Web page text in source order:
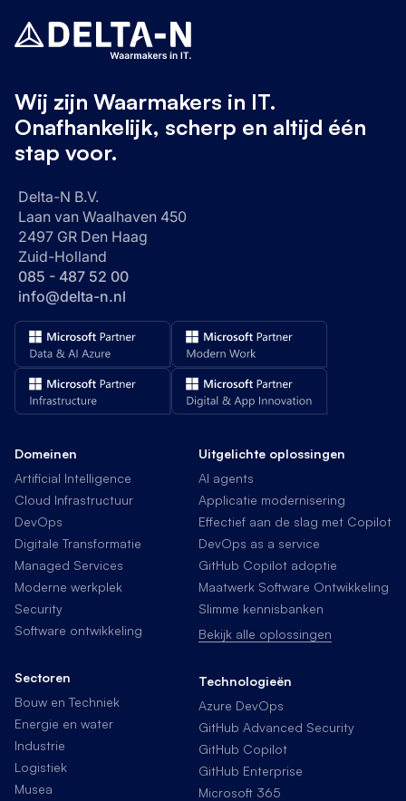
Wij zijn Waarmakers in IT.
Onafhankelijk, scherp en altijd één
stap voor.
Delta-N B.V.
Laan van Waalhaven 450
2497 GR Den Haag
Zuid-Holland
085 - 487 52 00
info@delta-n.nl
Domeinen
Artificial Intelligence
Cloud Infrastructuur
DevOps
Digitale Transformatie
Managed Services
Moderne werkplek
Security
Software ontwikkeling
Sectoren
Bouw en Techniek
Energie en water
Industrie
Logistiek
Musea
Uitgelichte oplossingen
AI agents
Applicatie modernisering
Effectief aan de slag met Copilot
DevOps as a service
GitHub Copilot adoptie
Maatwerk Software Ontwikkeling
Slimme kennisbanken
Bekijk alle oplossingen
Technologieën
Azure DevOps
GitHub Advanced Security
GitHub Copilot
GitHub Enterprise
Microsoft 365